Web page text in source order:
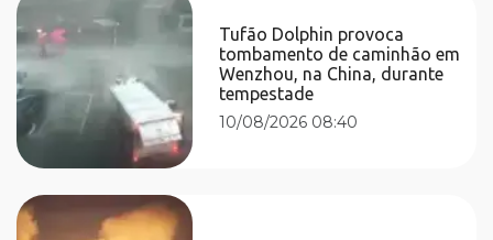
Tufão Dolphin provoca
tombamento de caminhão em
Wenzhou, na China, durante
tempestade
10/08/2026 08:40